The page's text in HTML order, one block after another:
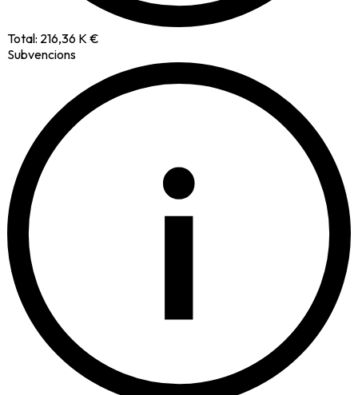
Total: 216,36 K €
Subvencions
i